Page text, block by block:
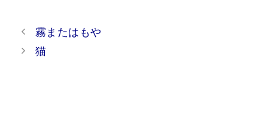
Post
navigation
霧またはもや
猫